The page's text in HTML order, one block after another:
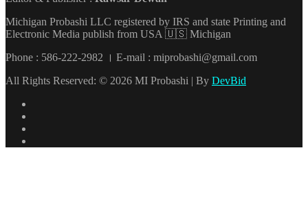
Michigan Probashi LLC registered by IRS and state Printing and
Electronic Media publish from USA 🇺🇸 Michigan
Phone : 586-222-2982 । E-mail : miprobashi@gmail.com
All Rights Reserved: © 2026 MI Probashi | By DevBid